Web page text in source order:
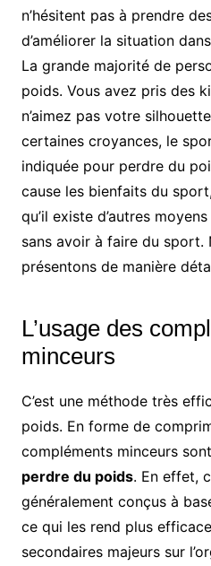
n’hésitent pas à prendre
d’améliorer la situation
La grande majorité de
poids. Vous avez pris des
n’aimez pas votre
certaines croyances, le
indiquée pour perdre du
cause les bienfaits du
qu’il existe d’autres
sans avoir à faire du sport.
présentons de manière
L’usage des
minceurs
C’est une méthode très
poids. En forme de
compléments minceurs
perdre du poids. En effet,
généralement conçus à
ce qui les rend plus
secondaires majeurs sur